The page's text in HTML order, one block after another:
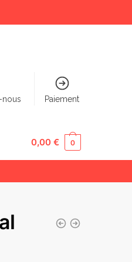
nous Paiement
0,00€ 0